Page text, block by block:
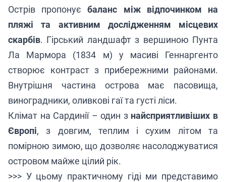
Острів пропонуєбаланс між відпочинком на
пляжі та активним дослідженням місцевих
скарбів. Гірський ландшафт з вершиною Пунта
Ла Мармора (1834 м) у масиві Геннаргенто
створює контраст з прибережними районами.
Внутрішня частина острова має пасовища,
виноградники, оливкові гаї та густі ліси.
Клімат на Сардинії – один з найсприятливіших в
Європі, з довгим, теплим і сухим літом та
помірною зимою, що дозволяє насолоджуватися
островом майже цілий рік.
>>> У цьому практичному гіді ми представимо